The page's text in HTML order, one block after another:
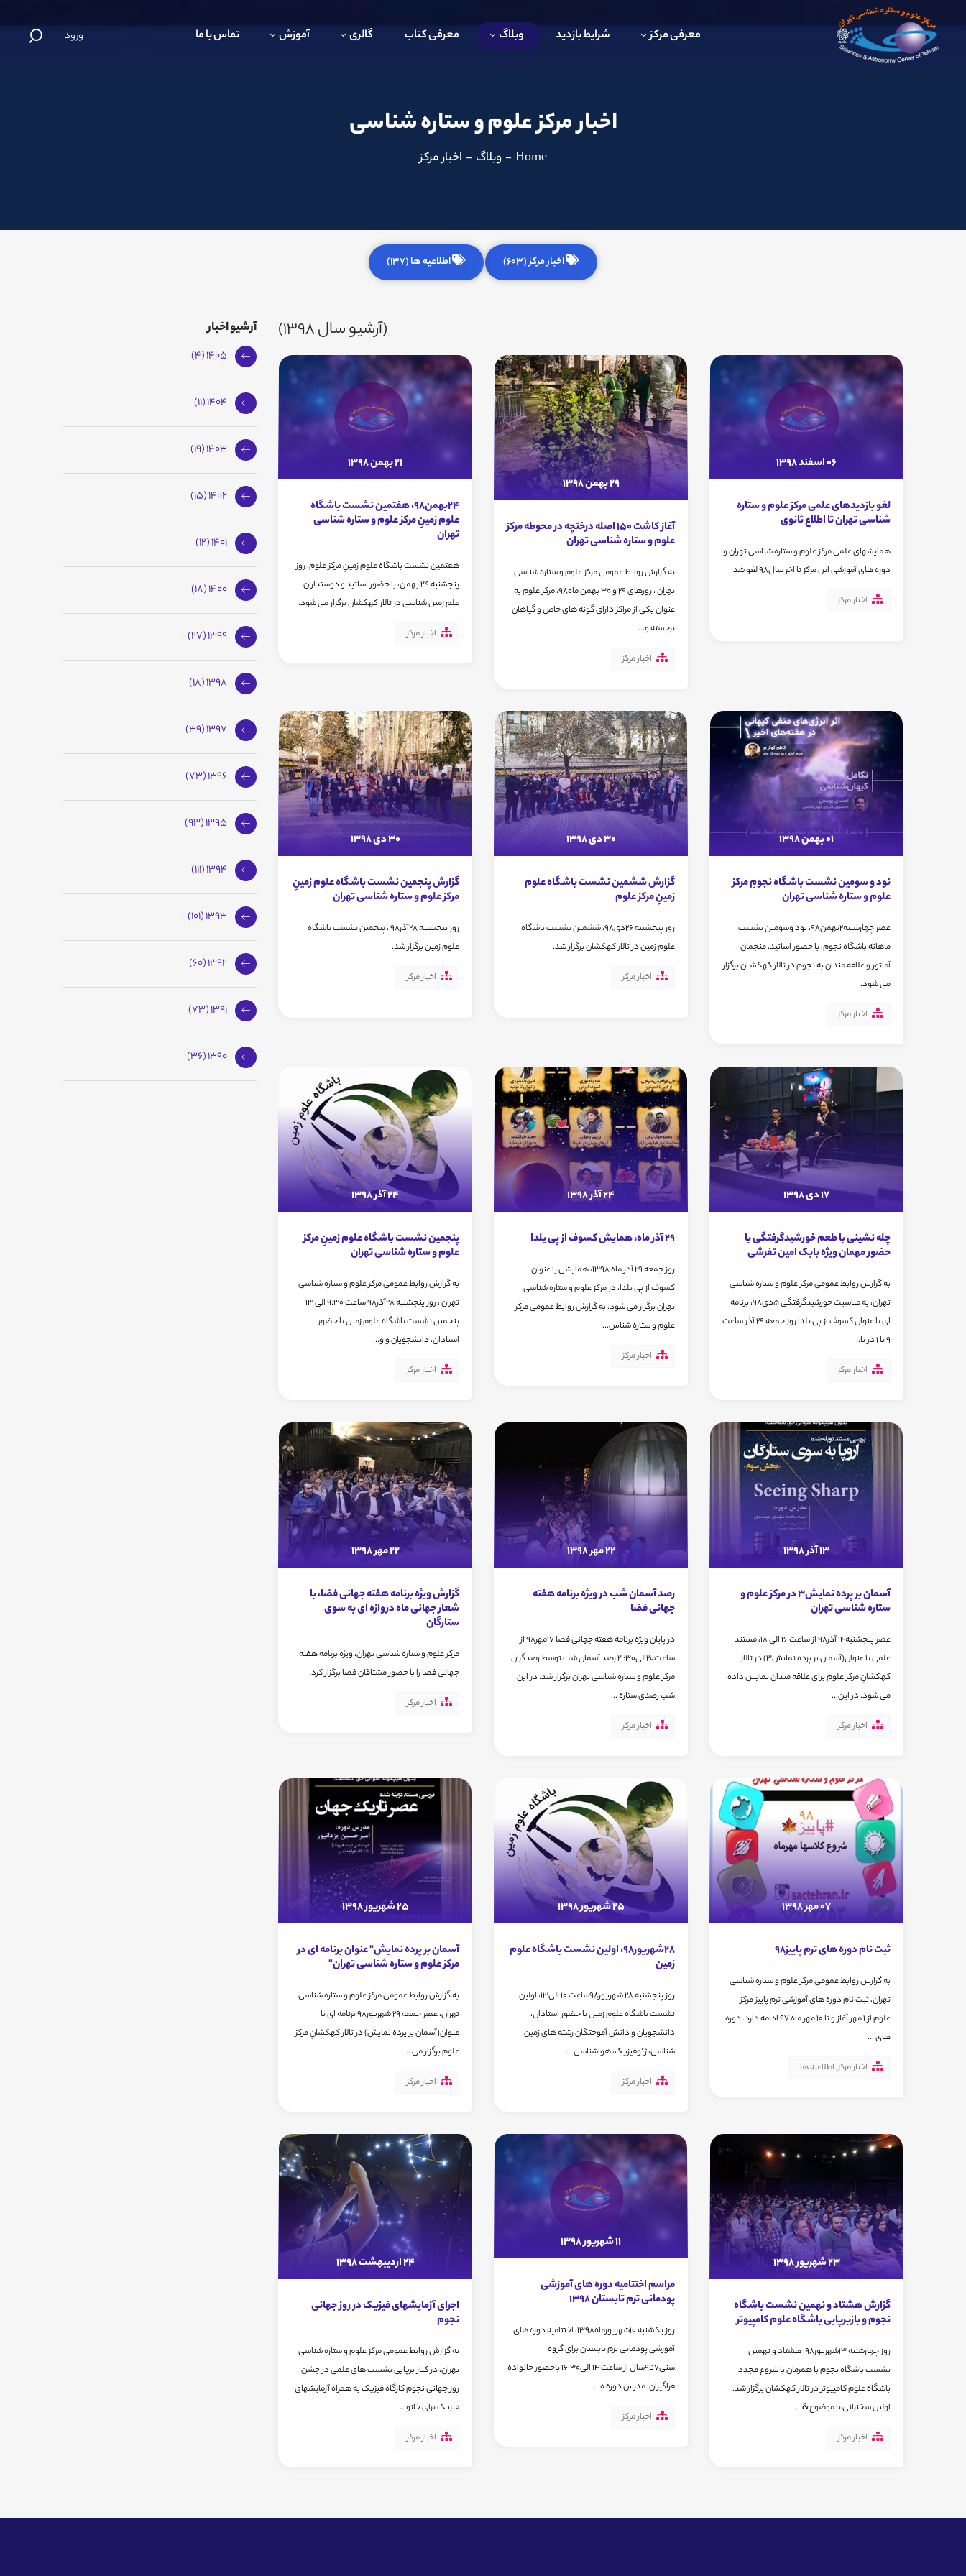
معرفی مرکز شرایط بازدید وبلاگ معرفی کتاب گالری آموزش تماس با ما ورود
اخبار مرکز علوم و ستاره شناسی
Home
- وبلاگ - اخبار مرکز
اخبار مرکز (603) اطلاعیه ها (137)
(آرشیو سال 1398)
06 اسفند 1398
لغو بازدیدهای علمی مرکز علوم و ستاره
شناسی تهران تا اطلاع ثانوی
همایشهای علمی مرکز علوم و ستاره شناسی تهران و
دوره های آموزشی این مرکز تا اخر سال98 لغو شد.
اخبار مرکز
29 بهمن 1398
آغاز کاشت 150 اصله درختچه در محوطه مرکز
علوم و ستاره شناسی تهران
به گزارش روابط عمومی مرکز علوم و ستاره شناسی
تهران ، روزهای 29 و 30 بهمن ماه98، مرکز علوم به
عنوان یکی از مراکز دارای گونه های خاص و گیاهان
برجسته و...
اخبار مرکز
21 بهمن 1398
24بهمن98، هفتمین نشست باشگاه
علوم زمینِ مرکز علوم و ستاره شناسی
تهران
هفتمین نشست باشگاه علوم زمینِ مرکز علوم، روز
پنجشنبه 24 بهمن، با حضور اساتید و دوستداران
علم زمین شناسی در تالار کهکشان برگزار می شود.
اخبار مرکز
01 بهمن 1398
نود و سومین نشست باشگاه نجومِ مرکز
علوم و ستاره شناسی تهران
عصر چهارشنبه2بهمن98، نود وسومین نشست
ماهانه باشگاه نجوم، با حضور اساتید، منجمان
آماتور و علاقه مندان به نجوم در تالار کهکشـان برگزار
می شود.
اخبار مرکز
30 دی 1398
گزارش ششمین نشست باشگاه علوم
زمینِ مرکز علوم
روز پنجشنبه 26دی98، ششمین نشست باشگاه
علوم زمین در تالار کهکشان برگزار شد.
اخبار مرکز
30 دی 1398
گزارش پنجمین نشست باشگاه علوم زمینِ
مرکز علوم و ستاره شناسی تهران
روز پنجشنبه 28آذر98 ، پنجمین نشست باشگاه
علوم زمین برگزار شد.
اخبار مرکز
17 دی 1398
چله نشینی با طعم خورشیدگرفتگی با
حضور مهمان ویژه بابک امین تفرشی
به گزارش روابط عمومی مرکز علوم و ستاره شناسی
تهران، به مناسبت خورشیدگرفتگی 5دی98، برنامه
ای با عنوان کسوف از پی یلدا روز جمعه 29 آذر ساعت
9 تا 1 در تا...
اخبار مرکز
24 آذر 1398
29 آذر ماه، همایش کسوف از پی یلدا
روز جمعه 29 آذر ماه 1398، همایشی با عنوان
کسوف از پی یلدا، در مرکز علوم و ستاره شناسی
تهران برگزار می شود. به گزارش روابط عمومی مرکز
علوم و ستاره شناس...
اخبار مرکز
24 آذر 1398
پنجمین نشست باشگاه علوم زمینِ مرکز
علوم و ستاره شناسی تهران
به گزارش روابط عمومی مرکز علوم و ستاره شناسی
تهران ، روز پنجشنبه 28آذر98 ساعت 9:30 الی 13
پنجمین نشست باشگاه علوم زمین با حضور
استادان، ‌دانشجویان و و...
اخبار مرکز
13 آذر 1398
آسمان بر پرده نمایش3 در مرکز علوم و
ستاره شناسی تهران
عصر پنجشنبه14 آذر98 از ساعت 16 الی 18، مستند
علمی با عنوان(آسمان بر پرده نمایش3) در تالار
کهکشانِ مرکز علوم برای علاقه مندان نمایش داده
می شود. در این...
اخبار مرکز
22 مهر 1398
رصد آسمان شب در ویژه برنامه هفته
جهانی فضا
در پایان ویژه برنامه هفته جهانی فضا 17مهر98 از
ساعت20الی21:30 رصد آسمان شب توسط رصدگران
مرکز علوم و ستاره شناسی تهران برگزار شد. در این
شب رصدی ستاره ...
اخبار مرکز
22 مهر 1398
گزارش ویژه برنامه هفته جهانی فضا، با
شعار جهانی ماه دروازه ای به سوی
ستارگان
مرکز علوم و ستاره شناسی تهران، ويژه برنامه هفته
جهانی فضا را با حضور مشتاقان فضا برگزار کرد.
اخبار مرکز
07 مهر 1398
ثبت نام دوره های ترم پاییز98
به گزارش روابط عمومی مرکز علوم و ستاره شناسی
تهران، ثبت نام دوره های آموزشی ترم پاییز مرکز
علوم از 1 مهر آغاز و تا 10 مهر ماه 97 ادامه دارد. دوره
های ...
اخبار مرکز,اطلاعیه ها
25 شهریور 1398
28شهریور98، اولین نشست باشگاه علوم
زمین
روز پنجشنبه 28 شهریور98ساعت 10 الی13، اولین
نشست باشگاه علوم زمین با حضور استادان،
‌دانشجویان و دانش آموختگان رشته های زمین
شناسی، ژئوفیزیک، هواشناسی ...
اخبار مرکز
25 شهریور 1398
آسمان بر پرده نمایش" عنوان برنامه ای در
مرکز علوم و ستاره شناسی تهران"
به گزارش روابط عمومی مرکز علوم و ستاره شناسی
تهران، عصر جمعه 29 شهریور98 برنامه ای با
عنوان(آسمان بر پرده نمایش) در تالار کهکشانِ مرکز
علوم برگزار می ...
اخبار مرکز
23 شهریور 1398
گزارش هشتاد و نهمین نشست باشگاه
نجوم و بازبرپایی باشگاه علوم کامپیوتر
روز چهارشنبه 13شهریور98، هشتاد و نهمین
نشست باشگاه نجوم با همزمان با شروع مجدد
باشگاه علوم کامپیوتر در تالار کهکشان برگزار شد.
اولین سخنرانی با موضوع&...
اخبار مرکز
11 شهریور 1398
مراسم اختتامیه دوره های آموزشی
پودمانی ترم تابستان 1398
روز یکشنبه 10شهریورماه1398، اختتامیه دوره های
آموزشی پودمانی ترم تابستان برای گروه
سنی7تا9سال از ساعت 14 الی16:30 باحضور خانواده
فراگیران، مدرس دوره ه...
اخبار مرکز
24 اردیبهشت 1398
اجرای آزمایشهای فیزیک در روز جهانی
نجوم
به گزارش روابط عمومی مرکز علوم و ستاره شناسی
تهران، در کنار برپایی نشست های علمی در جشن
روز جهانی نجوم کارگاه فیزیک به همراه آزمایشهای
فیزیک برای خانو...
اخبار مرکز
آرشیو اخبار
1405 (4)
1404 (11)
1403 (19)
1402 (15)
1401 (12)
1400 (18)
1399 (27)
1398 (18)
1397 (39)
1396 (73)
1395 (93)
1394 (111)
1393 (101)
1392 (60)
1391 (73)
1390 (36)